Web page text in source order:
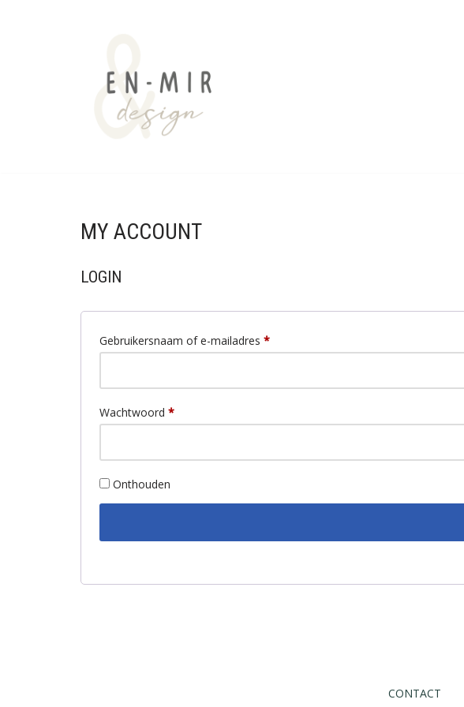
MY ACCOUNT
LOGIN
Gebruikersnaam of e-mailadres *
Wachtwoord *
Onthouden
CONTACT